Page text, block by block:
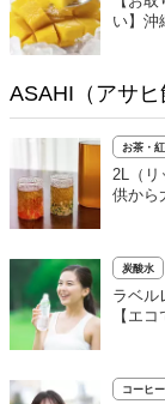
い】沖
ASAHI（アサ
お茶・
2L（リ
供から
炭酸水
ラベル
【エ
コーヒ